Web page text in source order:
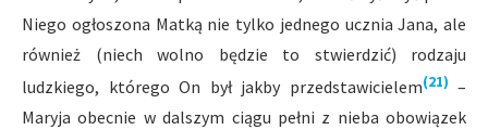
Niego ogłoszona Matką nie tylko jednego ucznia Jana, ale
również (niech wolno będzie to stwierdzić) rodzaju
ludzkiego, którego On był jakby przedstawicielem(21) –
Maryja obecnie w dalszym ciągu pełni z nieba obowiązek